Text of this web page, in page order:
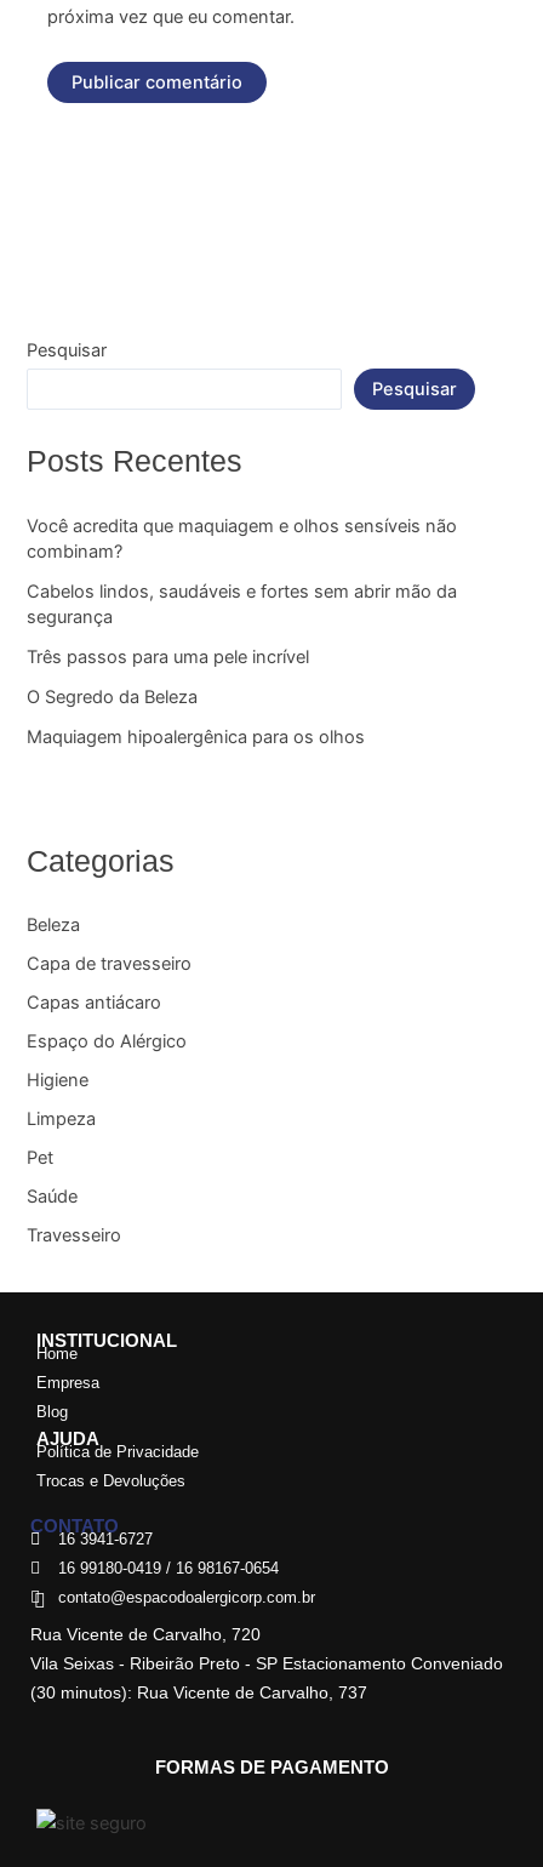
próxima vez que eu comentar.
Pesquisar
Pesquisar
Posts Recentes
Você acredita que maquiagem e olhos sensíveis não
combinam?
Cabelos lindos, saudáveis e fortes sem abrir mão da
segurança
Três passos para uma pele incrível
O Segredo da Beleza
Maquiagem hipoalergênica para os olhos
Categorias
Beleza
Capa de travesseiro
Capas antiácaro
Espaço do Alérgico
Higiene
Limpeza
Pet
Saúde
Travesseiro
INSTITUCIONAL
Home
Empresa
Blog
AJUDA
Política de Privacidade
Trocas e Devoluções
CONTATO
16 3941-6727
16 99180-0419 / 16 98167-0654
contato@espacodoalergicorp.com.br
Rua Vicente de Carvalho, 720
Vila Seixas - Ribeirão Preto - SP Estacionamento Conveniado
(30 minutos): Rua Vicente de Carvalho, 737
FORMAS DE PAGAMENTO